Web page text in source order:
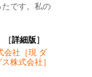
たです。私の
［詳細版］
会社［現 ダ
株式会社］